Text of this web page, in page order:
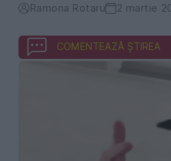
Ramona Rotaru 2 martie
COMENTEAZĂ ȘTIREA